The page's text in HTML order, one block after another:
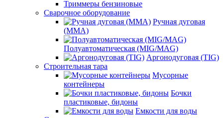
Триммеры бензиновые
Сварочное оборудование
Ручная дуговая
(MMA)
Полуавтоматическая (MIG/MAG)
Аргонодуговая (TIG)
Строительная тара
Мусорные
контейнеры
Бочки
пластиковые, бидоны
Емкости для воды